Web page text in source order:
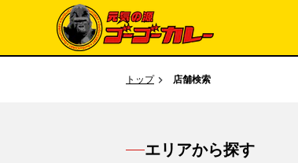
トップ 店舗検索
エリアから探す